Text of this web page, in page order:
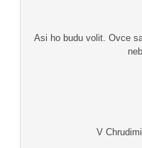
Asi ho budu volit. Ovce
V